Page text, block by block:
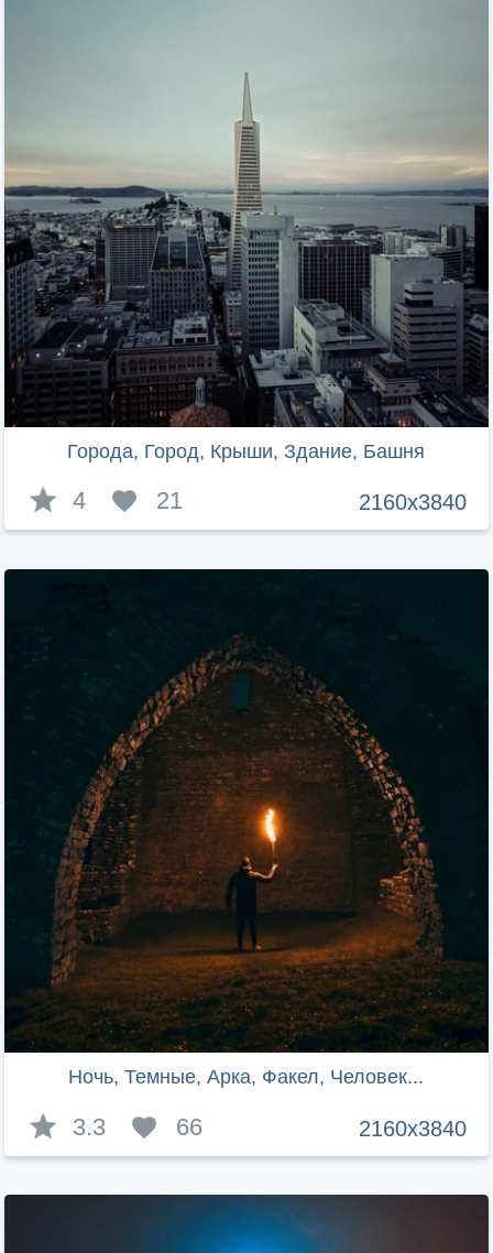
Города, Город, Крыши, Здание, Башня
2160x3840
4 21
Ночь, Темные, Арка, Факел, Человек...
2160x3840
3.3 66